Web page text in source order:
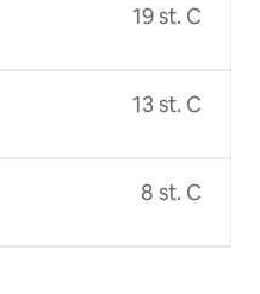
19 st. C
13 st. C
8 st. C